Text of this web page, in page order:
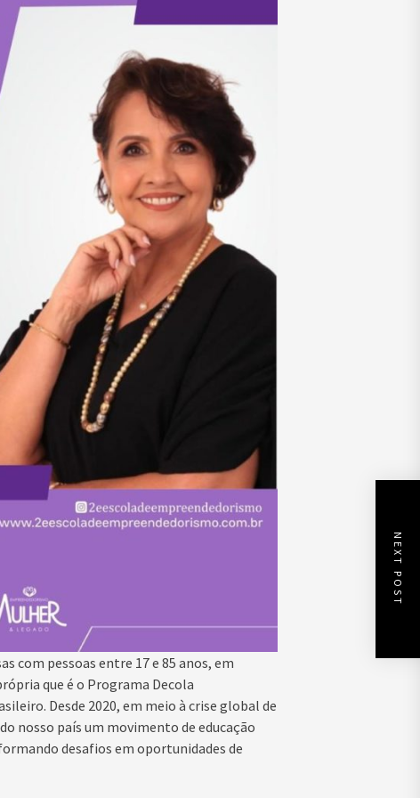
com pessoas entre 17 e 85 anos, em
que é o Programa Decola
Desde 2020, em meio à crise global de
nosso país um movimento de educação
desafios em oportunidades de
NEXT POST